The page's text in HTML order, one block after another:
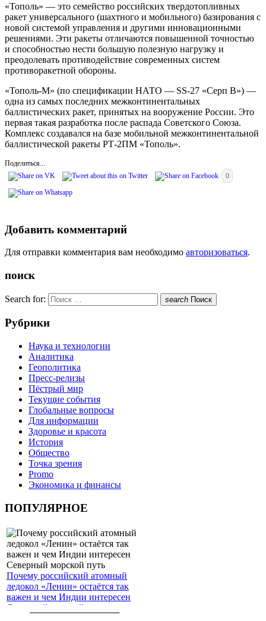
«Тополь» — это семейство российских твердотопливных
ракет универсального (шахтного и мобильного) базирования с
новой системой управления и другими инновационными
решениями. Эти ракеты отличаются повышенной точностью
и способностью нести большую полезную нагрузку и
преодолевать противодействие современных систем
противоракетной обороны.
«Тополь-М» (по спецификации НАТО — SS-27 «Серп В») —
одна из самых последних межконтинентальных
баллистических ракет, принятых на вооружение России. Это
первая такая разработка после распада Советского Союза.
Комплекс создавался на базе мобильной межконтинентальной
баллистической ракеты РТ-2ПМ «Тополь».
Поделиться...
0
Добавить комментарий
Для отправки комментария вам необходимо авторизоваться.
поиск
Search for: search Поиск
Рубрики
Наука и технологии
Аналитика
Геополитика
Пресс-релизы
Пёстрый мир
Текущие события
Глобальные вопросы
Для информации
Здоровье и красота
История
Общество
Точка зрения
Promo
Экономика и финансы
ПОПУЛЯРНОЕ
Почему российский атомный
ледокол «Ленин» остаётся так
важен и чем Индии интересен
Северный морской путь